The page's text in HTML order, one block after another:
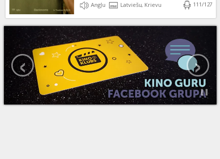
Angļu Latviešu, Krievu 111/127
‹ ›